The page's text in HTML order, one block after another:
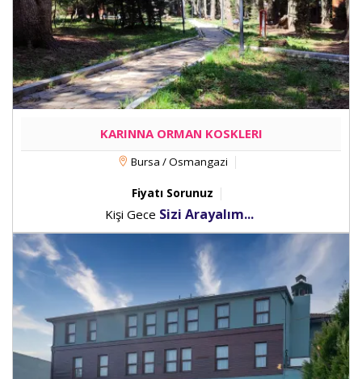
KARINNA ORMAN KOSKLERI
Bursa / Osmangazi
Fiyatı Sorunuz
Kişi Gece Sizi Arayalım...